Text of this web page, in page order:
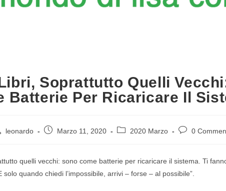
Soprattutto Quelli
Batterie Per Ricaricare Il
leonardo Marzo 11, 2020 2020 Marzo 0
quelli vecchi: sono come batterie per ricaricare il sistema. Ti
solo quando chiedi l’impossibile, arrivi – forse – al possibile”.